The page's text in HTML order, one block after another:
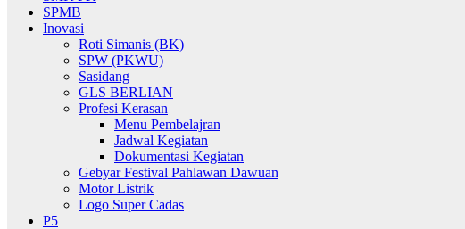
SPMB
Inovasi
Roti Simanis (BK)
SPW (PKWU)
Sasidang
GLS BERLIAN
Profesi Kerasan
Menu Pembelajran
Jadwal Kegiatan
Dokumentasi Kegiatan
Gebyar Festival Pahlawan Dawuan
Motor Listrik
Logo Super Cadas
P5